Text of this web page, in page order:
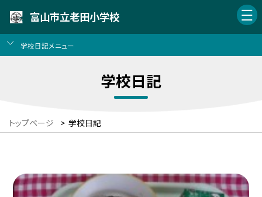
富山市立老田小学校
学校日記メニュー
学校日記
トップページ > 学校日記